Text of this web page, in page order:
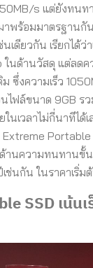
s แต่ยังทน
าพร้อมมาตรฐานกั
เดียวกัน เรียกได้ว่
นด้านวัสดุ แต่ลดค
ซึ่งความเร็ว
ไฟล์ขนาด 9GB ร
นเวลาไม่กี่นาทีได้
Portable
านความทนทานขั้
ช่นกัน ในราคาเริ่
SSD เน้น